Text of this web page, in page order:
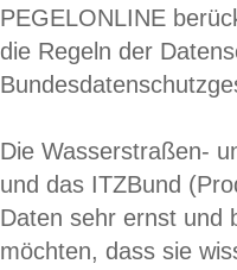
PEGELONLINE
die Regeln der
Die Wasserstraßen-
und das ITZBund
Daten sehr ernst und
möchten, dass sie